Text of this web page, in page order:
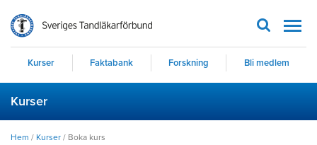
Kurser Faktabank Forskning Bli medlem
Kurser
Hem / Kurser / Boka kurs